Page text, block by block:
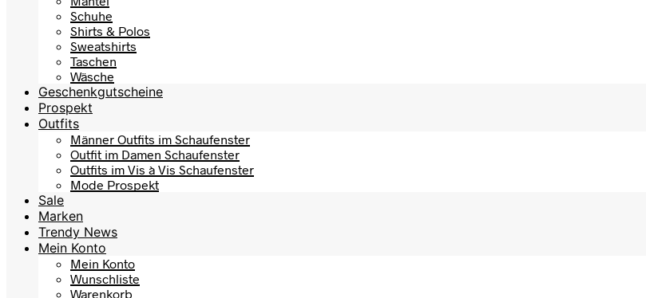
Schuhe
Shirts & Polos
Sweatshirts
Taschen
Wäsche
Geschenkgutscheine
Prospekt
Outfits
Männer Outfits im Schaufenster
Outfit im Damen Schaufenster
Outfits im Vis à Vis Schaufenster
Mode Prospekt
Sale
Marken
Trendy News
Mein Konto
Mein Konto
Wunschliste
Warenkorb